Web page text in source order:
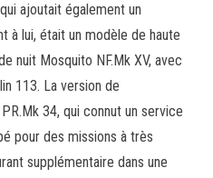
ajoutait également un
à lui, était un modèle de haute
nuit Mosquito NF.Mk XV, avec
113. La version de
34, qui connut un service
pour des missions à très
supplémentaire dans une